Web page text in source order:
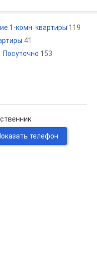
1-комн. квартиры 119
41
Посуточно 153
телефон